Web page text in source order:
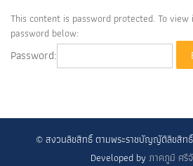
This content is password protected. To
password below:
Password:
© สงวนลิขสิทธิ์ ตามพระราชบัญญัติลิขสิท
Developed by ภาคภูมิ ศรี